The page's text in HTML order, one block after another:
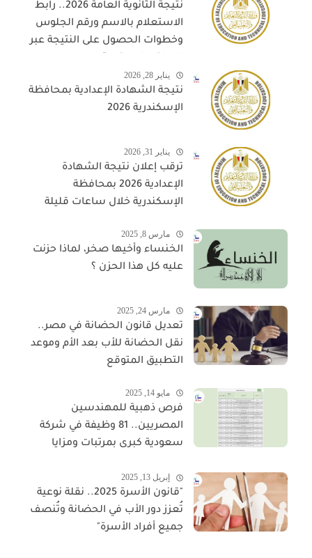
نتيجة الثانوية العامة 2026.. رابط
الاستعلام بالاسم ورقم الجلوس
وخطوات الحصول على النتيجة عبر
يناير 28, 2026
نتيجة الشهادة الإعدادية بمحافظة
الإسكندرية 2026
يناير 31, 2026
ترقب إعلان نتيجة الشهادة
الإعدادية 2026 بمحافظة
الإسكندرية خلال ساعات قليلة
مارس 8, 2025
الخنساء وأخيها صخر، لماذا حزنت
عليه كل هذا الحزن ؟
مارس 24, 2025
تعديل قانون الحضانة في مصر..
نقل الحضانة للأب بعد الأم وموعد
التطبيق المتوقع
مايو 14, 2025
فرص ذهبية للمهندسين
المصريين.. 81 وظيفة في شركة
سعودية كبرى بمرتبات ومزايا
إبريل 13, 2025
"قانون الأسرة 2025.. نقلة نوعية
تُعزز دور الأب في الحضانة وتُنصف
جميع أفراد الأسرة"